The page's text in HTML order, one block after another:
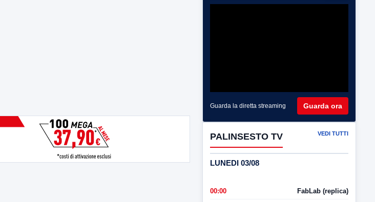
Guarda la diretta streaming Guarda ora
PALINSESTO TV VEDI TUTTI
LUNEDI 03/08
00:00 FabLab (replica)